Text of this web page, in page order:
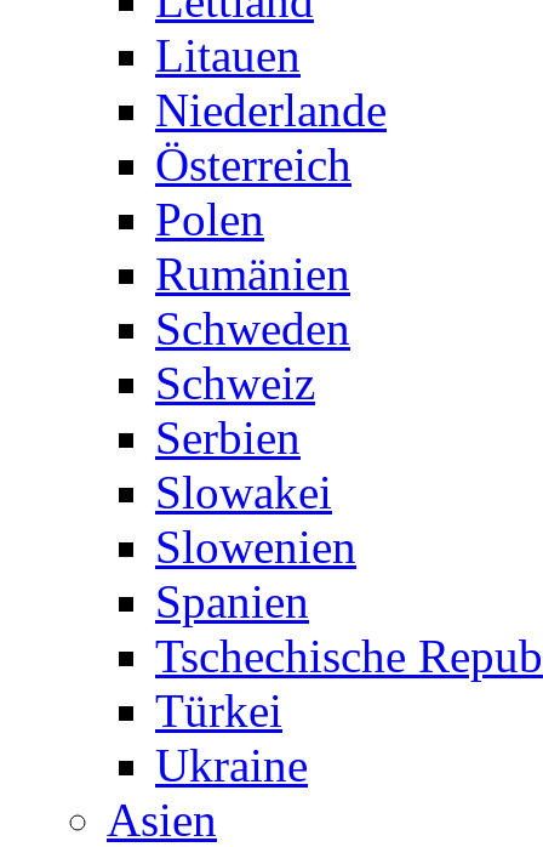
Litauen
Niederlande
Österreich
Polen
Rumänien
Schweden
Schweiz
Serbien
Slowakei
Slowenien
Spanien
Tschechische
Türkei
Ukraine
Asien